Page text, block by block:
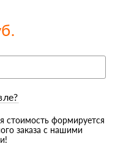
стоимость формируется
заказа с нашими